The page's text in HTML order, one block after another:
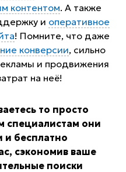
контентом. А также
и оперативное
! Помните, что даже
конверсии, сильно
и продвижения
на неё!
то просто
специалистам они
и бесплатно
сэкономив ваше
поиски